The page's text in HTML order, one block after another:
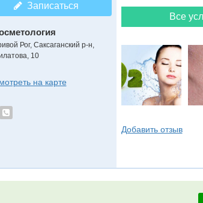
Записаться
Рог, Саксаганский р-н,
10
на карте
Все
Добавить отзыв